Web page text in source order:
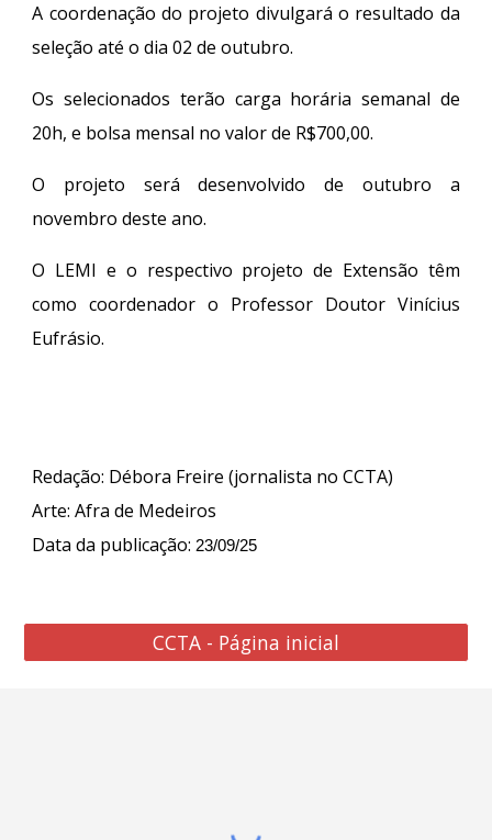
A coordenação do projeto divulgará o resultado da
seleção até o dia 02 de outubro.
Os selecionados terão carga horária semanal de
20h, e bolsa mensal no valor de R$700,00.
O projeto será desenvolvido de outubro a
novembro deste ano.
O LEMI e o respectivo projeto de Extensão têm
como coordenador o Professor Doutor Vinícius
Eufrásio.
Redação: Débora Freire (jornalista no CCTA)
Arte:Afra de Medeiros
Data da publicação:23/09/25
CCTA - Página inicial